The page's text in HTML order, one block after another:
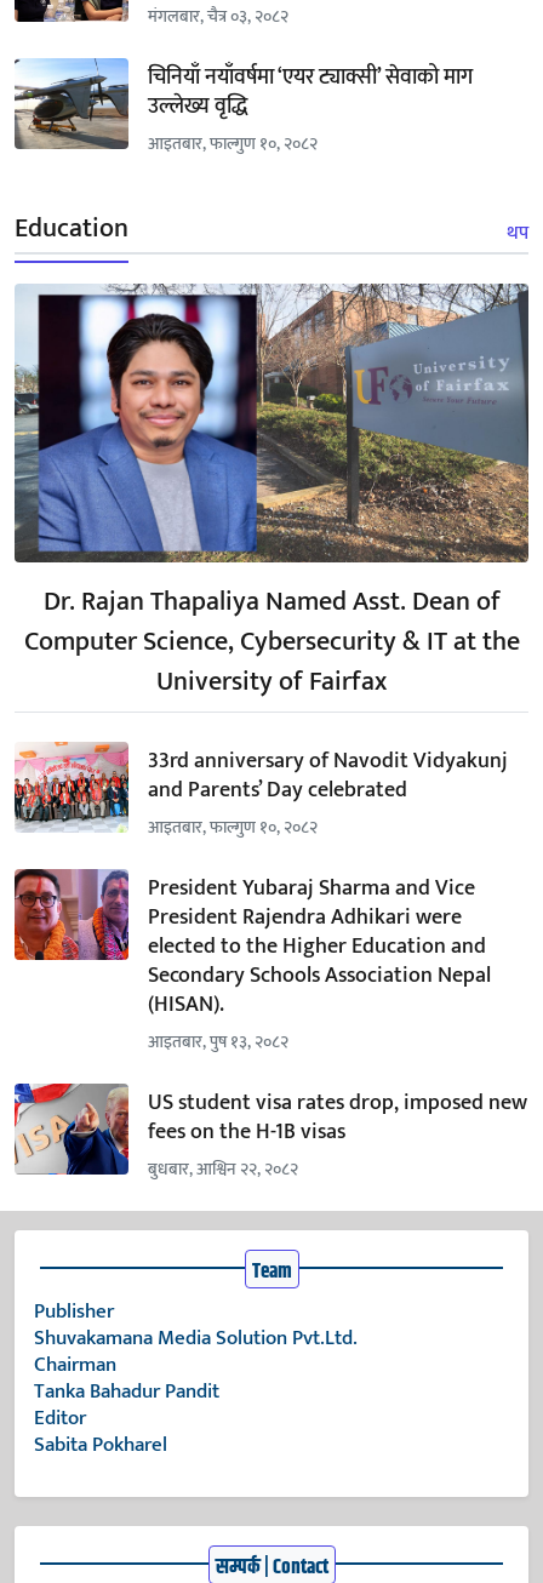
मंगलबार, चैत्र ०३, २०८२
चिनियाँ नयाँवर्षमा ‘एयर ट्याक्सी’ सेवाको माग
उल्लेख्य वृद्धि
आइतबार, फाल्गुण १०, २०८२
Education थप
Dr. Rajan Thapaliya Named Asst. Dean of
Computer Science, Cybersecurity & IT at the
University of Fairfax
33rd anniversary of Navodit Vidyakunj
and Parents’ Day celebrated
आइतबार, फाल्गुण १०, २०८२
President Yubaraj Sharma and Vice
President Rajendra Adhikari were
elected to the Higher Education and
Secondary Schools Association Nepal
(HISAN).
आइतबार, पुष १३, २०८२
US student visa rates drop, imposed new
fees on the H-1B visas
बुधबार, आश्विन २२, २०८२
Team
Publisher
Shuvakamana Media Solution Pvt.Ltd.
Chairman
Tanka Bahadur Pandit
Editor
Sabita Pokharel
सम्पर्क | Contact